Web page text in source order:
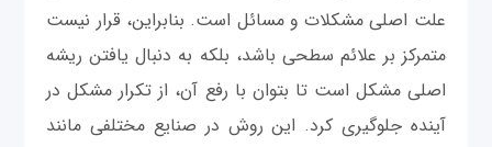
علت اصلی مشکلات و مسائل است. بنابراین، قرار نیست
متمرکز بر علائم سطحی باشد، بلکه به دنبال یافتن ریشه
اصلی مشکل است تا بتوان با رفع آن، از تکرار مشکل در
آینده جلوگیری کرد. این روش در صنایع مختلفی مانند